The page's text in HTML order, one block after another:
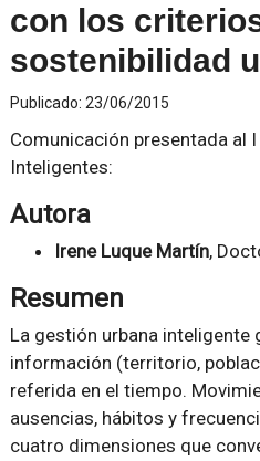
con los
sostenibilidad
Publicado: 23/06/2015
Comunicación presentada al
Inteligentes:
Autora
Irene Luque Martín,
Resumen
La gestión urbana inteligente
información (territorio,
referida en el tiempo.
ausencias, hábitos y
cuatro dimensiones que